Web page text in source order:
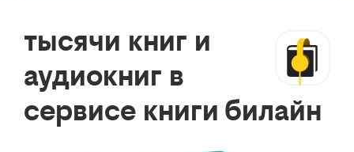
тысячи книг и
аудиокниг в
сервисе книги билайн